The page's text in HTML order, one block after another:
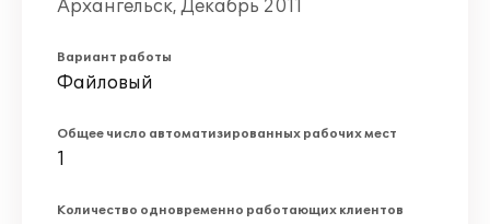
Архангельск, Декабрь 2011
Вариант работы
Файловый
Общее число автоматизированных рабочих мест
1
Количество одновременно работающих клиентов